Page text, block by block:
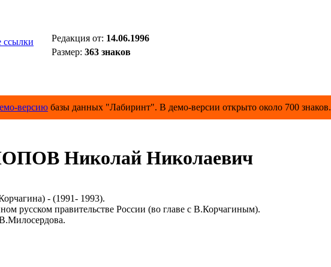
ссылки
Редакция от: 14.06.1996
Размер: 363 знаков
версию базы данных "Лабиринт". В демо-версии открыто около 700 знаков.
Николай Николаевич
- (1991- 1993).
правительстве России (во главе с В.Корчагиным).